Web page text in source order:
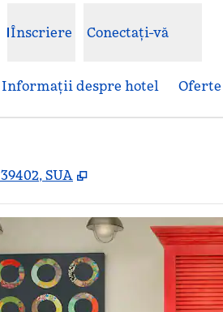
Înscriere Conectați-vă
Informații despre hotel Oferte
SUA ,